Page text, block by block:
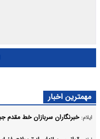
مهمترین اخبار
ایلام: خبرنگاران سربازان خط مقدم